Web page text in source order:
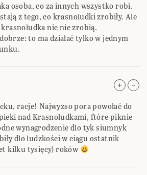
osoba, co za innych wszystko robi.
z tego, co krasnoludki zrobiły. Ale
nic nie zrobią.
to ma działać tylko w jednym
racje! Najwyzso pora powołać do
nad Krasnoludkami, ftóre piknie
wynagrodzenie dlo tyk siumnyk
dlo ludzkości w ciągu ostatnik
kilku tysięcy) roków